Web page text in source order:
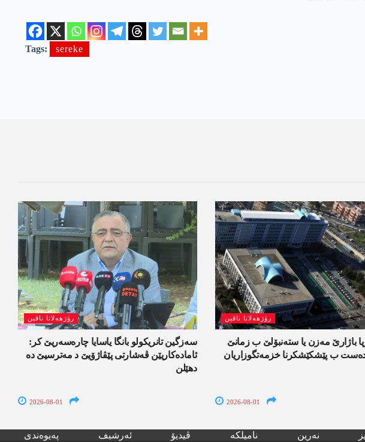
Tags: sereke
رۆژھەلاتا ناڤین
سەزگین تانریکولو بانگا یاسایا چارەسەریێ کر:
ئامادەکاریێن ڤەشارتی پێڤاژۆیێ د مەترسیێ دە
دھێلن
2026-08-01
رۆژھەلاتا ناڤین
باژارێ مەزن یا ستەنبۆلێ ب زمانێ
ب پێشکێشکرنا خزمەتگوزاریان
2026-08-01
پەیوەندی ئەرشیف ڤیدیۆ نامیلکە نەرین